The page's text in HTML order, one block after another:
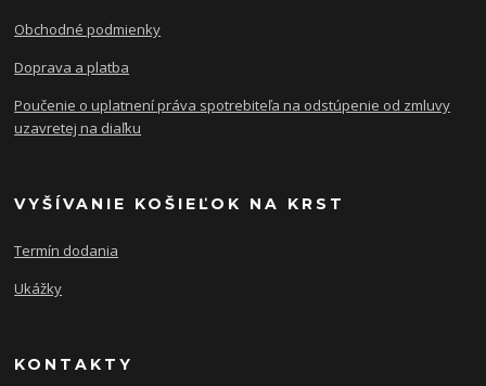
Obchodné podmienky
Doprava a platba
Poučenie o uplatnení práva spotrebiteľa na odstúpenie od zmluvy
uzavretej na diaľku
VYŠÍVANIE KOŠIEĽOK NA KRST
Termín dodania
Ukážky
KONTAKTY